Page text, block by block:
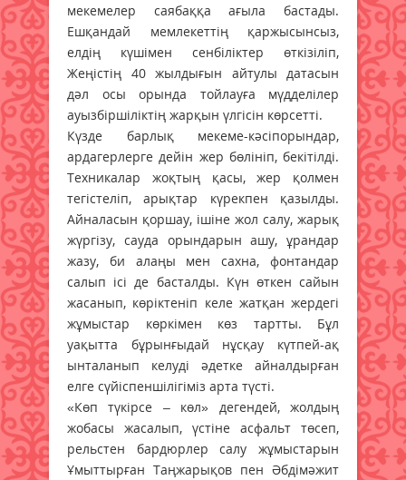
мекемелер саябаққа ағыла бастады.
Ешқандай мемлекеттің қаржысынсыз,
елдің күшімен сенбіліктер өткізіліп,
Жеңістің 40 жылдығын айтулы датасын
дәл осы орында тойлауға мүдделілер
ауызбіршіліктің жарқын үлгісін көрсетті.
Күзде барлық мекеме-кәсіпорындар,
ардагерлерге дейін жер бөлініп, бекітілді.
Техникалар жоқтың қасы, жер қолмен
тегістеліп, арықтар күрекпен қазылды.
Айналасын қоршау, ішіне жол салу, жарық
жүргізу, сауда орындарын ашу, ұрандар
жазу, би алаңы мен сахна, фонтандар
салып ісі де басталды. Күн өткен сайын
жасанып, көріктеніп келе жатқан жердегі
жұмыстар көркімен көз тартты. Бұл
уақытта бұрынғыдай нұсқау күтпей-ақ
ынталанып келуді әдетке айналдырған
елге сүйіспеншілігіміз арта түсті.
«Көп түкірсе – көл» дегендей, жолдың
жобасы жасалып, үстіне асфальт төсеп,
рельстен бардюрлер салу жұмыстарын
Ұмыттырған Таңжарықов пен Әбдімәжит